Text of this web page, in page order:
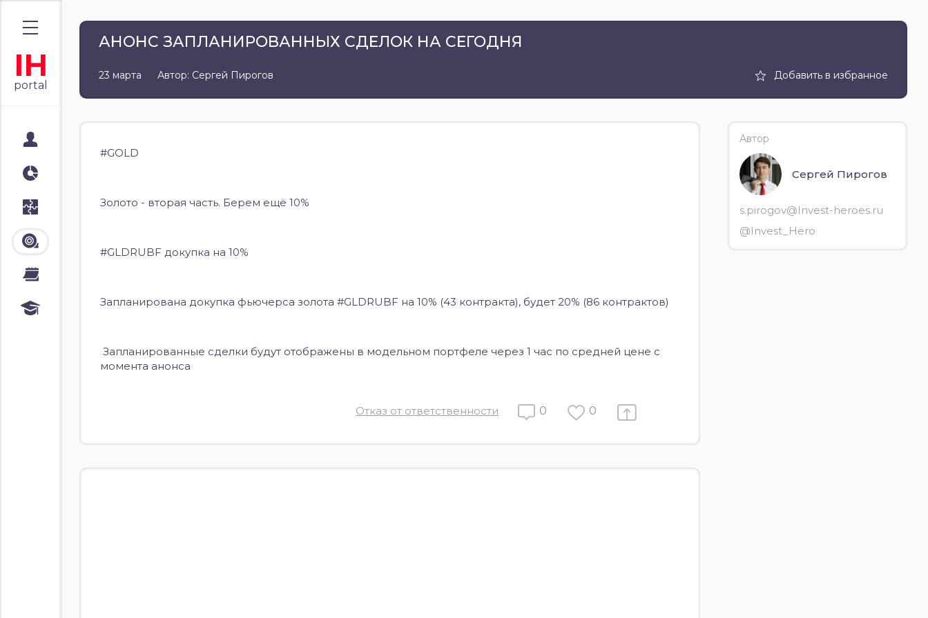
IH
portal
Стратегии
Лента
АНОНС ЗАПЛАНИРОВАННЫХ СДЕЛОК НА СЕГОДНЯ
23 марта Автор: Сергей Пирогов Добавить в избранное
#GOLD
Золото - вторая часть. Берем ещё 10%
#GLDRUBF докупка на 10%
Запланирована докупка фьючерса золота #GLDRUBF на 10% (43 контракта), будет 20% (86 контрактов)
Запланированные сделки будут отображены в модельном портфеле через 1 час по средней цене с
момента анонса
Отказ от ответственности 0 0
Автор
Сергей Пирогов
s.pirogov@Invest-heroes.ru
@Invest_Hero